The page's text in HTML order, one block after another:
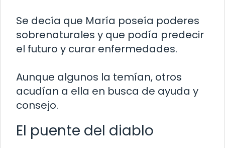
Se decía que María poseía poderes
sobrenaturales y que podía predecir
el futuro y curar enfermedades.
Aunque algunos la temían, otros
acudían a ella en busca de ayuda y
consejo.
El puente del diablo